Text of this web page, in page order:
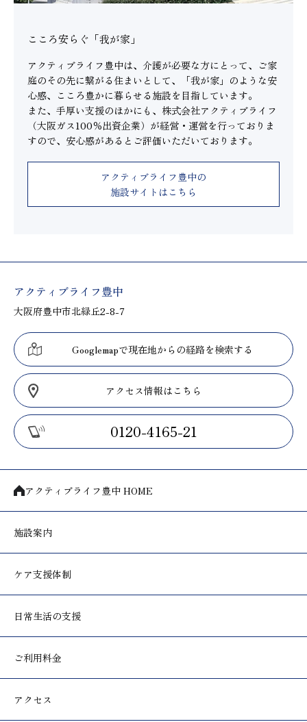
こころ安らぐ「我が家」
アクティブライフ豊中は、介護が必要な方にとって、ご家
庭のその先に繋がる住まいとして、「我が家」のような安
心感、こころ豊かに暮らせる施設を目指しています。
また、手厚い支援のほかにも、株式会社アクティブライフ
（大阪ガス100％出資企業）が経営・運営を行っておりま
すので、安心感があるとご評価いただいております。
アクティブライフ豊中の
施設サイトはこちら
アクティブライフ豊中
大阪府豊中市北緑丘2-8-7
Googlemapで現在地からの経路を検索する
アクセス情報はこちら
0120-4165-21
アクティブライフ豊中 HOME
施設案内
ケア支援体制
日常生活の支援
ご利用料金
アクセス